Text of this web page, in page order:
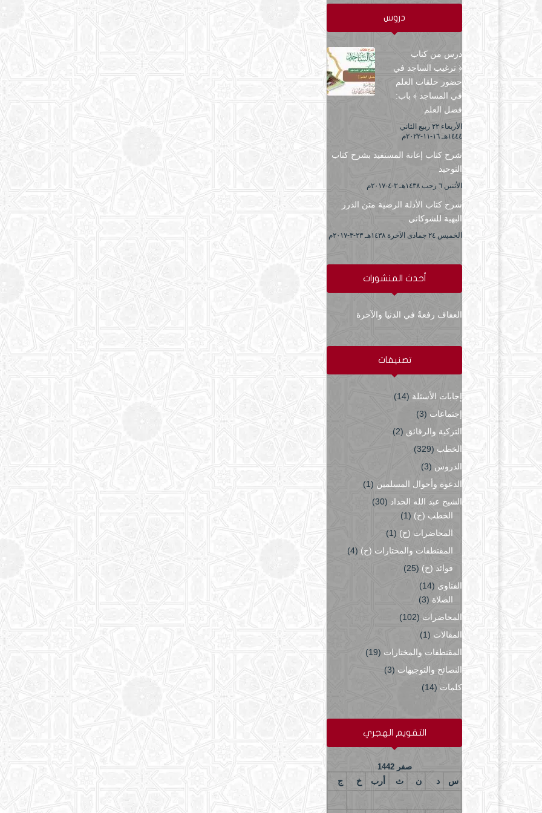
دروس
درس من كتاب
﴿ ترغيب الساجد في
حضور حلقات العلم
في المساجد ﴾ باب:
فضل العلم
الأربعاء ۲۲ ربيع الثاني
۱٤٤٤هـ ۱٦-۱۱-۲۰۲۲م
شرح كتاب إعانة المستفيد بشرح كتاب
التوحيد
الأثنين ٦ رجب ۱٤۳۸هـ ۳-٤-۲۰۱۷م
شرح كتاب الأدلة الرضية متن الدرر
البهية للشوكاني
الخميس ۲٤ جمادى الآخرة ۱٤۳۸هـ ۲۳-۳-۲۰۱۷م
أحدث المنشورات
العفاف رفعةٌ في الدنيا والآخرة
تصنيفات
إجابات الأسئلة (14)
إجتماعات (3)
التزكية والرقائق (2)
الخطب (329)
الدروس (3)
الدعوة وأحوال المسلمين (1)
الشيخ عبد الله الحداد (30)
الخطب (ح) (1)
المحاضرات (ح) (1)
المقتطفات والمختارات (ح) (4)
فوائد (ح) (25)
الفتاوى (14)
الصلاة (3)
المحاضرات (102)
المقالات (1)
المقتطفات والمختارات (19)
النصائح والتوجيهات (3)
كلمات (14)
التقويم الهجري
صفر 1442
س د ن ث أرب خ
ج